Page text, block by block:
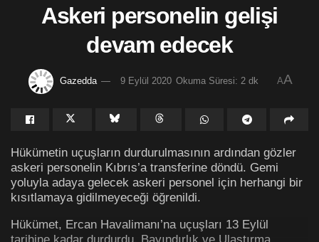
Askeri personelin gelişi
devam edecek
Gazedda 9 Eylül 2020 Okuma Süresi: 2 dk AA
Hükümetin uçuşların durdurulmasının ardından gözler
askeri personelin Kıbrıs’a transferine döndü. Gemi
yoluyla adaya gelecek askeri personel için herhangi bir
kısıtlamaya gidilmeyeceği öğrenildi.
Hükümet, Ercan Havalimanı’na uçuşları 13 Eylül